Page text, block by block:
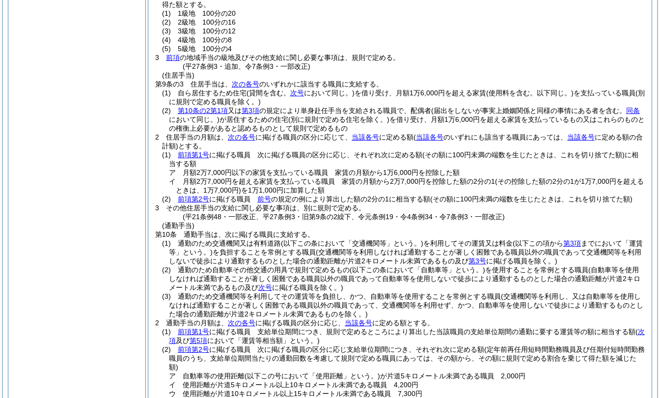
得た額とする。
(1)
1級地 100分の20
(2)
2級地 100分の16
(3)
3級地 100分の12
(4)
4級地 100分の8
(5)
5級地 100分の4
3
前項の地域手当の級地及びその他支給に関し必要な事項は、規則で定める。
(平27条例3・追加、令7条例3・一部改正)
(住居手当)
第9条の3
住居手当は、 次の各号のいずれかに該当する職員に支給する。
(1)
自ら居住するため住宅(貸間を含む。 次号において同じ。)を借り受け、月額1万6,000円を超える家賃(使用料を含む。以下同じ。)を支払っている職員(別
に規則で定める職員を除く。)
(2)
第10条の2第1項又は第3項の規定により単身赴任手当を支給される職員で、配偶者(届出をしないが事実上婚姻関係と同様の事情にある者を含む。 同条
において同じ。)が居住するための住宅(別に規則で定める住宅を除く。)を借り受け、月額1万6,000円を超える家賃を支払っているもの又はこれらのものと
の権衡上必要があると認めるものとして規則で定めるもの
2
住居手当の月額は、 次の各号に掲げる職員の区分に応じて、 当該各号に定める額(当該各号のいずれにも該当する職員にあっては、 当該各号に定める額の合
計額)とする。
(1)
前項第1号に掲げる職員 次に掲げる職員の区分に応じ、それぞれ次に定める額(その額に100円未満の端数を生じたときは、これを切り捨てた額)に相
当する額
ア
月額2万7,000円以下の家賃を支払っている職員 家賃の月額から1万6,000円を控除した額
イ
月額2万7,000円を超える家賃を支払っている職員 家賃の月額から2万7,000円を控除した額の2分の1(その控除した額の2分の1が1万7,000円を超える
ときは、1万7,000円)を1万1,000円に加算した額
(2)
前項第2号に掲げる職員 前号の規定の例により算出した額の2分の1に相当する額(その額に100円未満の端数を生じたときは、これを切り捨てた額)
3
その他住居手当の支給に関し必要な事項は、別に規則で定める。
(平21条例48・一部改正、平27条例3・旧第9条の2繰下、令元条例19・令4条例34・令7条例3・一部改正)
(通勤手当)
第10条
通勤手当は、次に掲げる職員に支給する。
(1)
通勤のため交通機関又は有料道路(以下この条において「交通機関等」という。)を利用してその運賃又は料金(以下この項から第3項までにおいて「運賃
等」という。)を負担することを常例とする職員(交通機関等を利用しなければ通勤することが著しく困難である職員以外の職員であって交通機関等を利用
しないで徒歩により通勤するものとした場合の通勤距離が片道2キロメートル未満であるもの及び第3号に掲げる職員を除く。)
(2)
通勤のため自動車その他交通の用具で規則で定めるもの(以下この条において「自動車等」という。)を使用することを常例とする職員(自動車等を使用
しなければ通勤することが著しく困難である職員以外の職員であって自動車等を使用しないで徒歩により通勤するものとした場合の通勤距離が片道2キロ
メートル未満であるもの及び次号に掲げる職員を除く。)
(3)
通勤のため交通機関等を利用してその運賃等を負担し、かつ、自動車等を使用することを常例とする職員(交通機関等を利用し、又は自動車等を使用し
なければ通勤することが著しく困難である職員以外の職員であって、交通機関等を利用せず、かつ、自動車等を使用しないで徒歩により通勤するものとし
た場合の通勤距離が片道2キロメートル未満であるものを除く。)
2
通勤手当の月額は、 次の各号に掲げる職員の区分に応じ、 当該各号に定める額とする。
(1)
前項第1号に掲げる職員 支給単位期間につき、規則で定めるところにより算出した当該職員の支給単位期間の通勤に要する運賃等の額に相当する額(次
項及び第5項において「運賃等相当額」という。)
(2)
前項第2号に掲げる職員 次に掲げる職員の区分に応じ支給単位期間につき、それぞれ次に定める額(定年前再任用短時間勤務職員及び任期付短時間勤務
職員のうち、支給単位期間当たりの通勤回数を考慮して規則で定める職員にあっては、その額から、その額に規則で定める割合を乗じて得た額を減じた
額)
ア
自動車等の使用距離(以下この号において「使用距離」という。)が片道5キロメートル未満である職員 2,000円
イ
使用距離が片道5キロメートル以上10キロメートル未満である職員 4,200円
ウ
使用距離が片道10キロメートル以上15キロメートル未満である職員 7,300円